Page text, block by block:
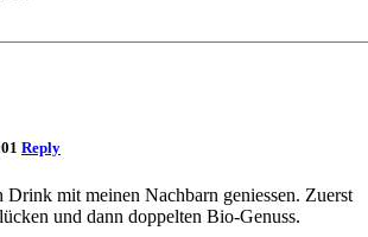
Reply
Drink mit meinen Nachbarn geniessen. Zuerst
und dann doppelten Bio-Genuss.